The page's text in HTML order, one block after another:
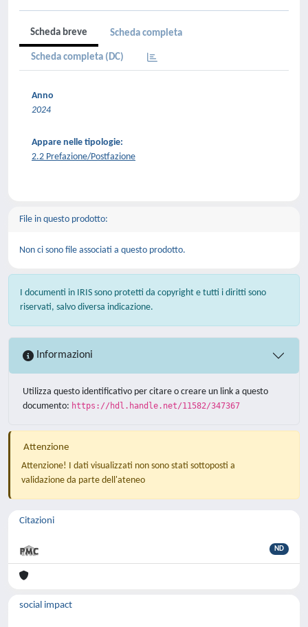
Scheda breve Scheda completa
Scheda completa (DC)
Anno
2024
Appare nelle tipologie:
2.2 Prefazione/Postfazione
File in questo prodotto:
Non ci sono file associati a questo prodotto.
I documenti in IRIS sono protetti da copyright e tutti i diritti sono
riservati, salvo diversa indicazione.
Informazioni
Utilizza questo identificativo per citare o creare un link a questo
documento: https://hdl.handle.net/11582/347367
Attenzione
Attenzione! I dati visualizzati non sono stati sottoposti a
validazione da parte dell'ateneo
Citazioni
ND
social impact